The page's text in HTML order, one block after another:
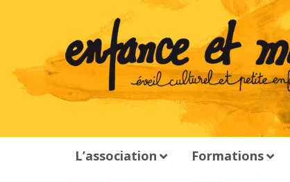
L’association Formations